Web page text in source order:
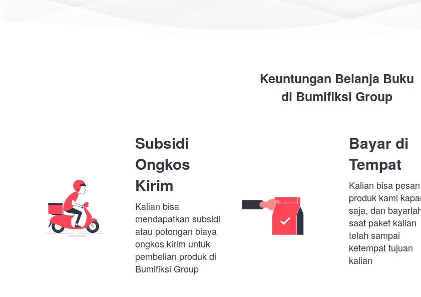
Keuntungan Belanja Buku
di Bumifiksi Group
Subsidi
Ongkos
Kirim
Kalian bisa
mendapatkan subsidi
atau potongan biaya
ongkos kirim untuk
pembelian produk di
Bumifiksi Group
Bayar di
Tempat
Kalian bisa pesan
produk kami
saja, dan
saat paket kalian
telah sampai
ketempat tujuan
kalian